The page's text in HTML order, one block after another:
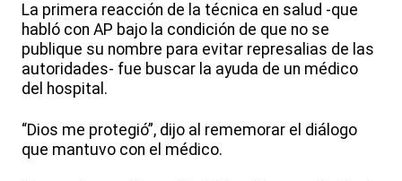
La primera reacción de la técnica en salud -que
habló con AP bajo la condición de que no se
publique su nombre para evitar represalias de las
autoridades- fue buscar la ayuda de un médico
del hospital.
“Dios me protegió”, dijo al rememorar el diálogo
que mantuvo con el médico.